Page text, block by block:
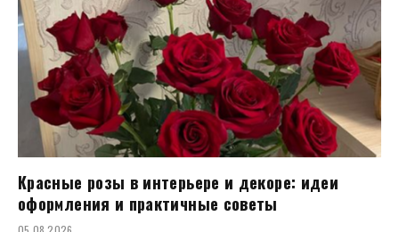
Красные розы в интерьере и декоре: идеи
оформления и практичные советы